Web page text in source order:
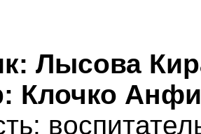
Лысова
Клочко